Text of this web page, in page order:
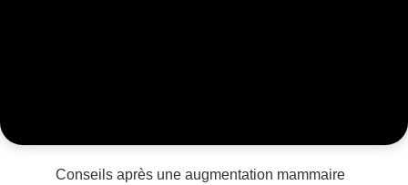
Conseils après une augmentation mammaire